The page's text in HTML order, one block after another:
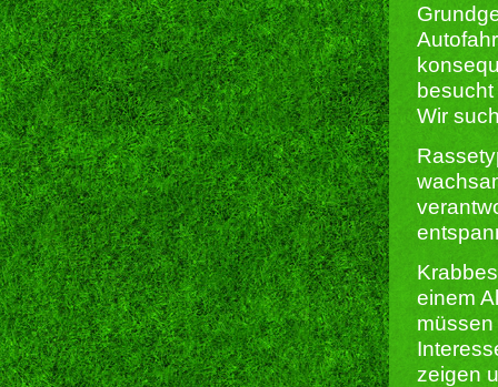
Wir
einem
zeigen